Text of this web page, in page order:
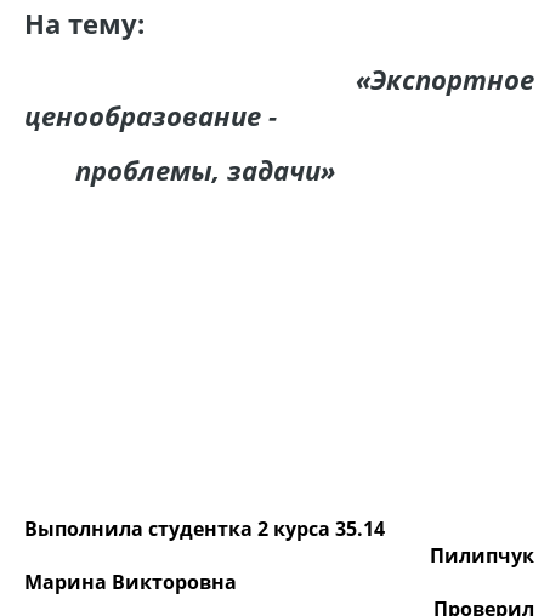
На тему:
«Экспортное
ценообразование -
проблемы, задачи»
Выполнила студентка 2 курса 35.14
Пилипчук
Марина Викторовна
Проверил